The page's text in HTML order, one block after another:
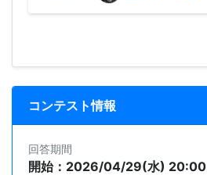
コンテスト情報
回答期間
開始：2026/04/29(水) 20:00